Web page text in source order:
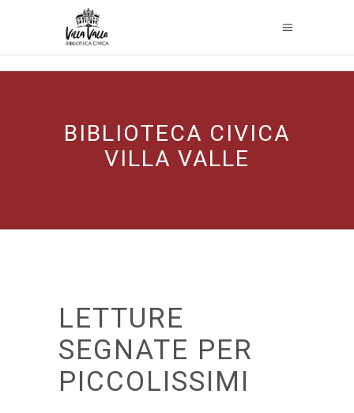
BIBLIOTECA CIVICA
VILLA VALLE
LETTURE
SEGNATE PER
PICCOLISSIMI